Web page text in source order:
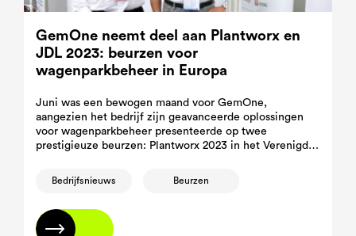
GemOne neemt deel aan Plantworx en
JDL 2023: beurzen voor
wagenparkbeheer in Europa
Juni was een bewogen maand voor GemOne,
aangezien het bedrijf zijn geavanceerde oplossingen
voor wagenparkbeheer presenteerde op twee
prestigieuze beurzen: Plantworx 2023 in het Verenigd
Bedrijfsnieuws Beurzen
Lees meer